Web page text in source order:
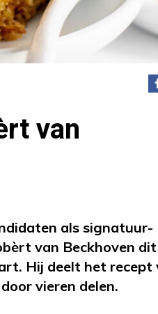
van
als signatuur-
van Beckhoven dit
Hij deelt het recept
vieren delen.